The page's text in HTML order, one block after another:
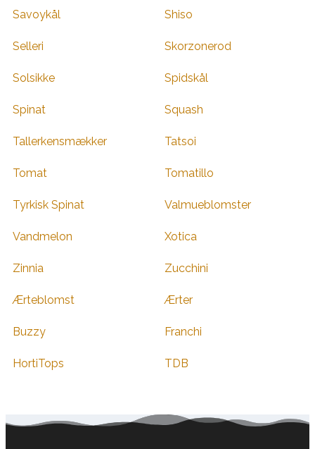
Savoykål Shiso
Selleri Skorzonerod
Solsikke Spidskål
Spinat Squash
Tallerkensmækker Tatsoi
Tomat Tomatillo
Tyrkisk Spinat Valmueblomster
Vandmelon Xotica
Zinnia Zucchini
Ærteblomst Ærter
Buzzy Franchi
HortiTops TDB